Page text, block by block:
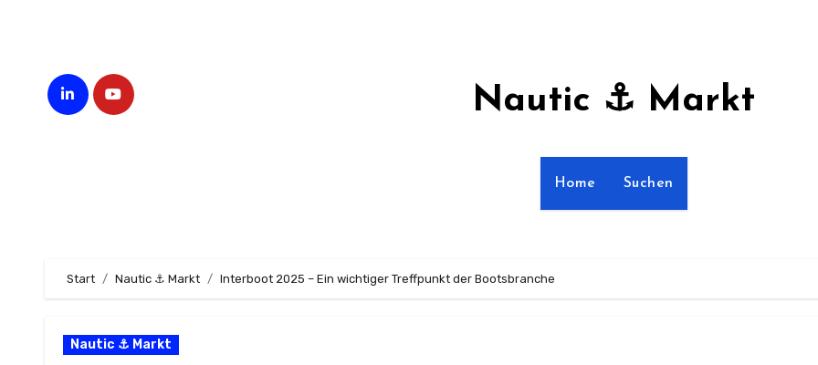
Nautic ⚓ Markt
Home Suchen
Start Nautic ⚓ Markt Interboot 2025 – Ein wichtiger Treffpunkt der Bootsbranche
Nautic ⚓ Markt